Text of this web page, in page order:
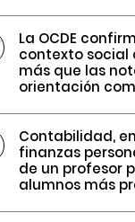
La OCDE
contexto social
más que las
orientación
Contabilidad,
finanzas
de un profesor
alumnos más